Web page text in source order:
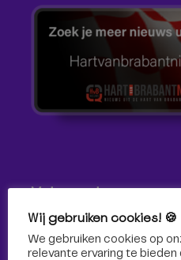
Volg ons!
Volg Omroep Tilburg niet
media!
Wij gebruiken cookies! 🍪
We gebruiken cookies op
relevante ervaring te bieden